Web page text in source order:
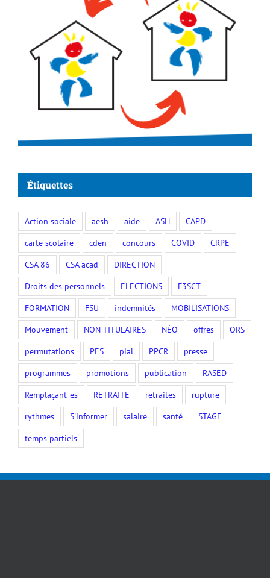
Étiquettes
Action sociale aesh aide ASH
CAPD
carte scolaire
cden concours COVID
CRPE
CSA 86
CSA acad
DIRECTION
Droits des personnels
ELECTIONS
F3SCT
FORMATION
FSU indemnités
MOBILISATIONS
Mouvement
NON-TITULAIRES NÉO offres
ORS
permutations
PES pial PPCR
presse
programmes
promotions publication
RASED
Remplaçant-es
RETRAITE retraites
rupture
rythmes
S'informer salaire santé
STAGE
temps partiels